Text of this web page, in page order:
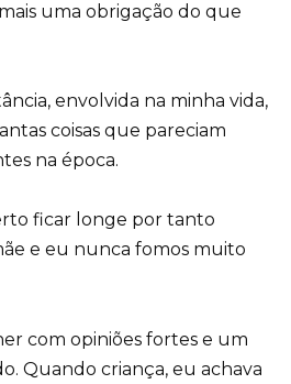
uma obrigação do que
envolvida na minha vida,
coisas que pareciam
na época.
ficar longe por tanto
e eu nunca fomos muito
com opiniões fortes e um
Quando criança, eu achava